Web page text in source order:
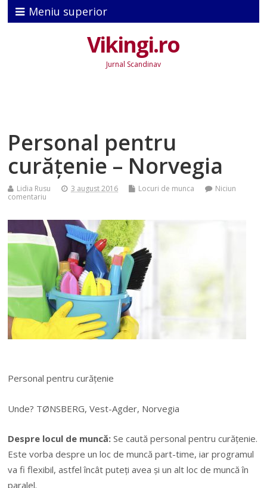
Meniu superior
Vikingi.ro
Jurnal Scandinav
Personal pentru
curățenie – Norvegia
Lidia Rusu 3 august 2016 Locuri de munca
Niciun
comentariu
Personal pentru curățenie
Unde? TØNSBERG, Vest-Agder, Norvegia
Despre locul de muncă: Se caută personal pentru curățenie.
Este vorba despre un loc de muncă part-time, iar programul
va fi flexibil, astfel încât puteți avea și un alt loc de muncă în
paralel.